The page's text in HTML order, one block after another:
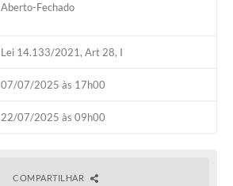
Aberto-Fechado
Lei 14.133/2021, Art 28, I
07/07/2025 às 17h00
22/07/2025 às 09h00
COMPARTILHAR